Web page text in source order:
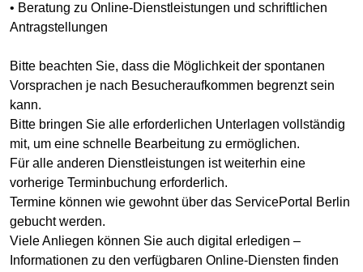
• Beratung zu Online-Dienstleistungen und schriftlichen
Antragstellungen
Bitte beachten Sie, dass die Möglichkeit der spontanen
Vorsprachen je nach Besucheraufkommen begrenzt sein
kann.
Bitte bringen Sie alle erforderlichen Unterlagen vollständig
mit, um eine schnelle Bearbeitung zu ermöglichen.
Für alle anderen Dienstleistungen ist weiterhin eine
vorherige Terminbuchung erforderlich.
Termine können wie gewohnt über das ServicePortal Berlin
gebucht werden.
Viele Anliegen können Sie auch digital erledigen –
Informationen zu den verfügbaren Online-Diensten finden